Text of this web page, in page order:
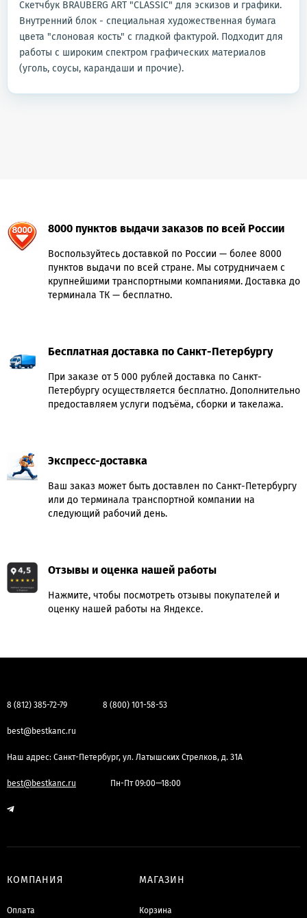
Скетчбук BRAUBERG ART "CLASSIC" для эскизов и графики.
Внутренний блок - специальная художественная бумага
цвета "слоновая кость" с гладкой фактурой. Подходит для
работы с широким спектром графических материалов
(уголь, соусы, карандаши и прочие).
8000 пунктов выдачи заказов по всей России
Воспользуйтесь доставкой по России — более 8000
пунктов выдачи по всей стране. Мы сотрудничаем с
крупнейшими транспортными компаниями. Доставка до
терминала ТК — бесплатно.
Бесплатная доставка по Санкт-Петербургу
При заказе от 5 000 рублей доставка по Санкт-
Петербургу осуществляется бесплатно. Дополнительно
предоставляем услуги подъёма, сборки и такелажа.
Экспресс-доставка
Ваш заказ может быть доставлен по Санкт-Петербургу
или до терминала транспортной компании на
следующий рабочий день.
Отзывы и оценка нашей работы
Нажмите, чтобы посмотреть отзывы покупателей и
оценку нашей работы на Яндексе.
8 (812) 385-72-79 8 (800) 101-58-53
best@bestkanc.ru
Наш адрес: Санкт-Петербург, ул. Латышских Стрелков, д. 31А
best@bestkanc.ru Пн-Пт 09:00—18:00
КОМПАНИЯ
Оплата
МАГАЗИН
Корзина